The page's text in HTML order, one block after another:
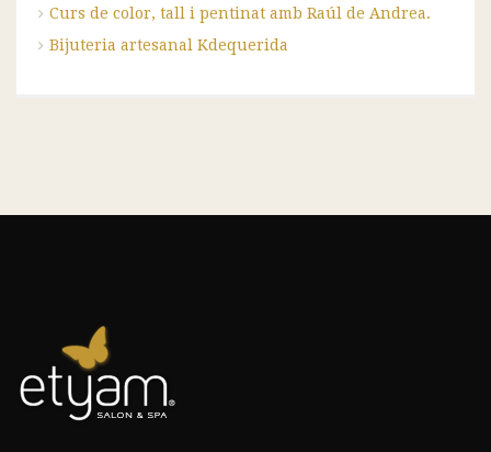
Curs de color, tall i pentinat amb Raúl de Andrea.
Bijuteria artesanal Kdequerida